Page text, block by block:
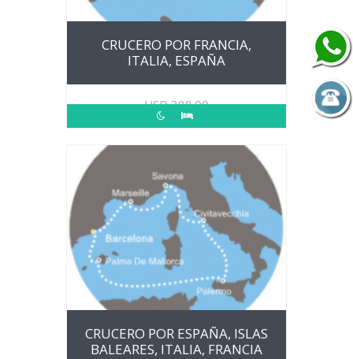
CRUCERO POR FRANCIA,
ITALIA, ESPAÑA
USD388.00
CRUCERO POR ESPAÑA, ISLAS
BALEARES, ITALIA, FRANCIA